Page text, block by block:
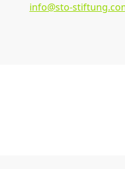
info@sto-